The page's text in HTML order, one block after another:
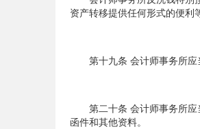
资产转移提供任何形式的便利
第十九条 会计师事务所应
第二十条 会计师事务所应
函件和其他资料。